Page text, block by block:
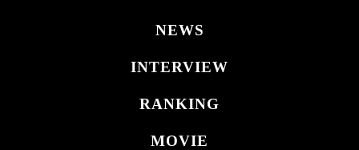
NEWS
INTERVIEW
RANKING
MOVIE